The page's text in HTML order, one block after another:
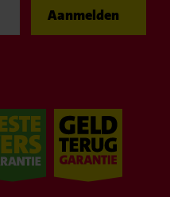
Aanmelden